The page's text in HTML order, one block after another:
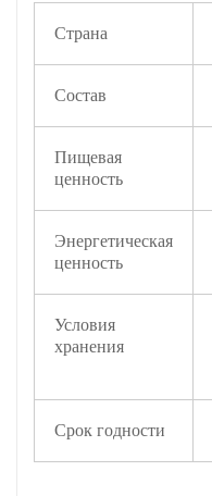
Страна
Состав
Пищевая
ценность
Энергетическая
ценность
Условия
хранения
Срок годности